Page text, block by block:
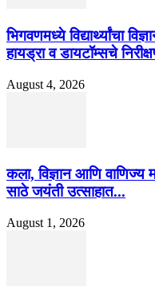
भिगवणमध्ये विद्यार्थ्यांचा
हायड्रा व डायटॉम्सचे
August 4, 2026
कला, विज्ञान आणि वाणिज्य
साठे जयंती उत्साहात...
August 1, 2026